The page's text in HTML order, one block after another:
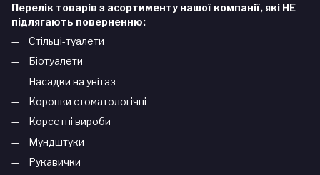
Перелік товарів з асортименту нашої компанії, які НЕ
підлягають поверненню:
Стільці-туалети
Біотуалети
Насадки на унітаз
Коронки стоматологічні
Корсетні вироби
Мундштуки
Рукавички